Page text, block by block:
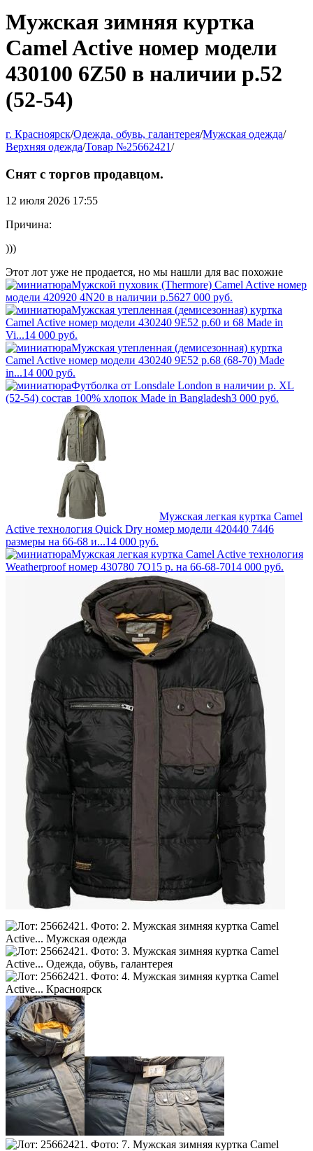
Мужская зимняя куртка
Camel Active номер модели
430100 6Z50 в наличии р.52
(52-54)
г. Красноярск/Одежда, обувь, галантерея/Мужская одежда/
Верхняя одежда/Товар №25662421/
Снят с торгов продавцом.
12 июля 2026 17:55
Причина:
)))
Этот лот уже не продается, но мы нашли для вас похожие
Мужской пуховик (Thermore) Camel Active номер
модели 420920 4N20 в наличии р.5627 000 руб.
Мужская утепленная (демисезонная) куртка
Camel Active номер модели 430240 9E52 р.60 и 68 Made in
Vi...14 000 руб.
Мужская утепленная (демисезонная) куртка
Camel Active номер модели 430240 9E52 р.68 (68-70) Made
in...14 000 руб.
Футболка от Lonsdale London в наличии р. XL
(52-54) состав 100% хлопок Made in Bangladesh3 000 руб.
Мужская легкая куртка Camel
Active технология Quick Dry номер модели 420440 7446
размеры на 66-68 и...14 000 руб.
Мужская легкая куртка Camel Active технология
Weatherproof номер 430780 7O15 р. на 66-68-7014 000 руб.